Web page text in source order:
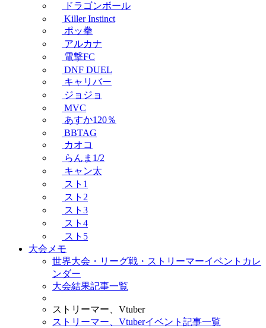
ドラゴンボール
Killer Instinct
ポッ拳
アルカナ
電撃FC
DNF DUEL
キャリバー
ジョジョ
MVC
あすか120％
BBTAG
カオコ
らんま1/2
キャン太
スト1
スト2
スト3
スト4
スト5
大会メモ
世界大会・リーグ戦・ストリーマーイベントカレ
ンダー
大会結果記事一覧
ストリーマー、Vtuber
ストリーマー、Vtuberイベント記事一覧